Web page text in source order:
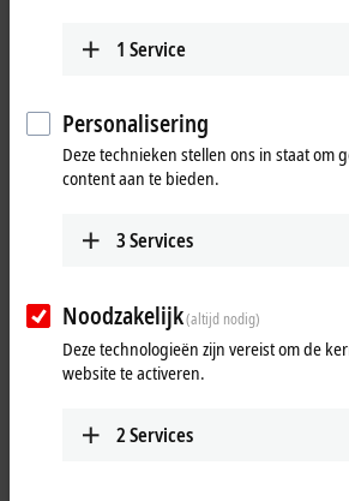
process level and transmit them to the higher-
Your selection:
25 items
Reset all filter values
Loading content ...
1 Service
Personalisering
Deze technieken stellen ons in staat om
content aan te bieden.
3Services
Noodzakelijk(altijd nodig)
Deze technologieën zijn vereist om de
website te activeren.
2Services